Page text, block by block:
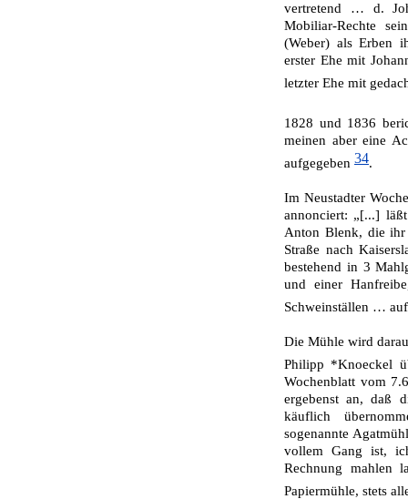
ver­tretend … d.
Mobiliar-Rechte
(Weber) als Erben
erster Ehe mit
letzter Ehe mit
1828 und 1836
meinen aber eine
aufgegeben 34.
Im Neustadter
annonciert: „[...]
Anton Blenk, die ihr
Straße nach
bestehend in 3
und einer
Schweinställen …
Die Mühle wird
Philipp *Knoeckel
Wochenblatt vom
ergebenst an, daß
käuflich
sogenannte
vollem Gang ist,
Rechnung mahlen
Papiermühle, stets